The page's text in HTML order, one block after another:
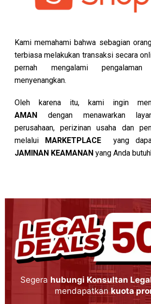
Kami memahami bahwa sebagian
terbiasa melakukan transaksi secara
pernah mengalami
menyenangkan.
Oleh karena itu, kami ingin
AMAN dengan menawarkan
perusahaan, perizinan usaha dan
melalui MARKETPLACEyang
JAMINAN KEAMANAN yang Anda
Segera hubungi Konsultan
mendapatkankuota